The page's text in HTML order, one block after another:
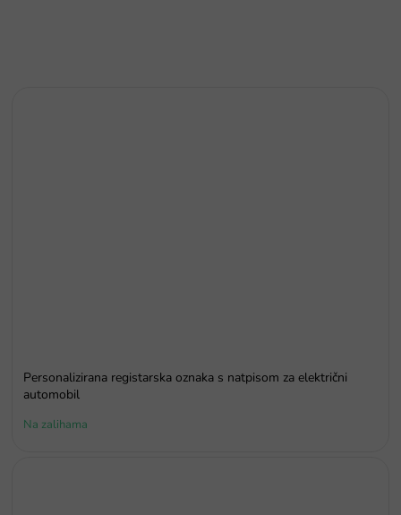
Personalizirana registarska oznaka s natpisom za električni
automobil
Na zalihama